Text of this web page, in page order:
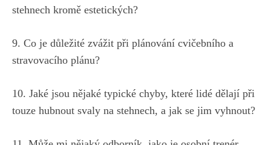
stehnech kromě estetických?
9. Co je důležité zvážit při‍ plánování cvičebního a‍
stravovacího ⁢plánu?
10. Jaké jsou ‌nějaké typické chyby,⁢ které lidé dělají při‍
touze ⁤hubnout svaly‍ na stehnech, a ⁤jak se jim vyhnout?